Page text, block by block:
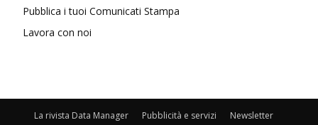
Pubblica i tuoi Comunicati Stampa
Lavora con noi
La rivista Data Manager Pubblicità e servizi
Newsletter